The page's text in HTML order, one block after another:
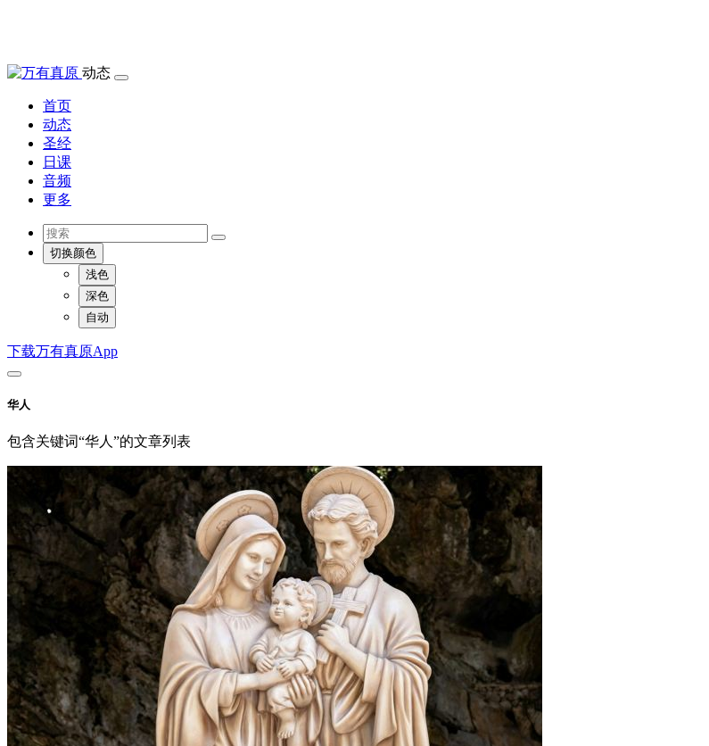
动态
首页
动态
圣经
日课
音频
更多
切换颜色
浅色
深色
自动
下载万有真原App
华人
包含关键词“华人”的文章列表